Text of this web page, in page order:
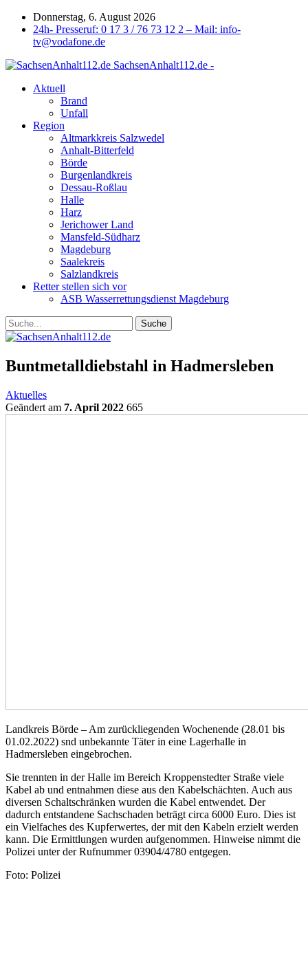
Donnerstag, 6. August 2026
24h- Presseruf: 0 17 3 / 76 73 12 2 – Mail: info-
tv@vodafone.de
SachsenAnhalt112.de -
Aktuell
Brand
Unfall
Region
Altmarkkreis Salzwedel
Anhalt-Bitterfeld
Börde
Burgenlandkreis
Dessau-Roßlau
Halle
Harz
Jerichower Land
Mansfeld-Südharz
Magdeburg
Saalekreis
Salzlandkreis
Retter stellen sich vor
ASB Wasserrettungsdienst Magdeburg
Buntmetalldiebstahl in Hadmersleben
Aktuelles
Geändert am 7. April 2022 665
Landkreis Börde – Am zurückliegenden Wochenende (28.01 bis
01.02.2022) snd unbekannte Täter in eine Lagerhalle in
Hadmersleben eingebrochen.
Sie trennten in der Halle im Bereich Kroppenstedter Straße viele
Kabel ab und entnahmen diese aus den Kabelschächten. Auch aus
diversen Schaltschränken wurden die Kabel entwendet. Der
dadurch entstandene Sachschaden beträgt circa 6000 Euro. Dies ist
ein Vielfaches des Kupferwertes, der mit den Kabeln erzielt werden
kann. Die Ermittlungen wurden aufgenommen. Hinweise nimmt die
Polizei unter der Rufnummer 03904/4780 entgegen.
Foto: Polizei